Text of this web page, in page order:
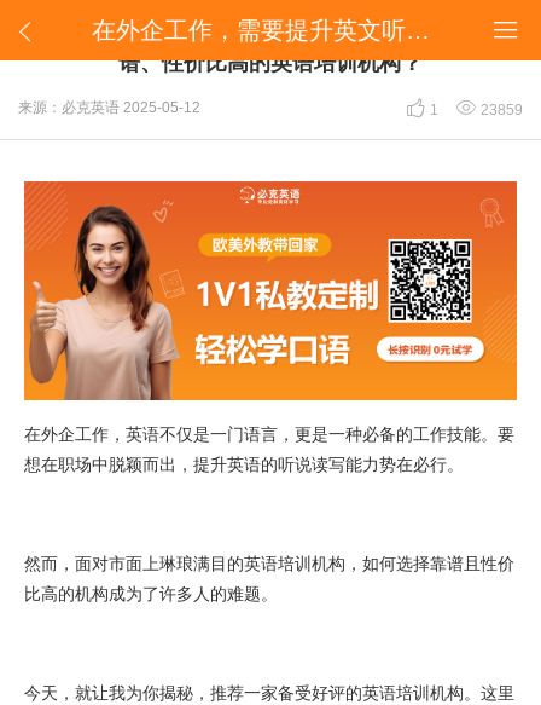
 
在外企工作，需要提升英文听说读写。求推荐靠谱、性价比高的英语培训机构？
在外企工作，需要提升英文听说读写。求推荐靠
谱、性价比高的英语培训机构？
来源：必克英语 2025-05-12  1  23859
在外企工作，英语不仅是一门语言，更是一种必备的工作技能。要
想在职场中脱颖而出，提升英语的听说读写能力势在必行。
然而，面对市面上琳琅满目的英语培训机构，如何选择靠谱且性价
比高的机构成为了许多人的难题。
今天，就让我为你揭秘，推荐一家备受好评的英语培训机构。这里